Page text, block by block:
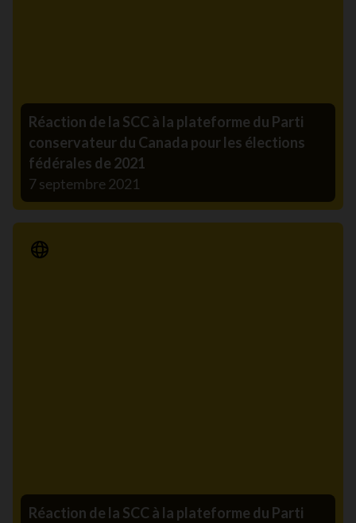
Réaction de la SCC à la plateforme du Parti
conservateur du Canada pour les élections
fédérales de 2021
7 septembre 2021
Communiqué de presse
Réaction de la SCC à la plateforme du Parti